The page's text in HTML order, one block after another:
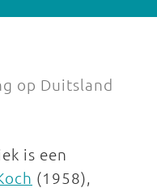
op Duitsland
is een
(1958),